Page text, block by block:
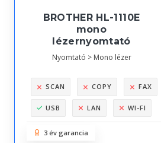
BROTHER HL-1110E
mono
lézernyomtató
Nyomtató > Mono lézer
SCAN COPY FAX
USB LAN WI-FI
3 év garancia